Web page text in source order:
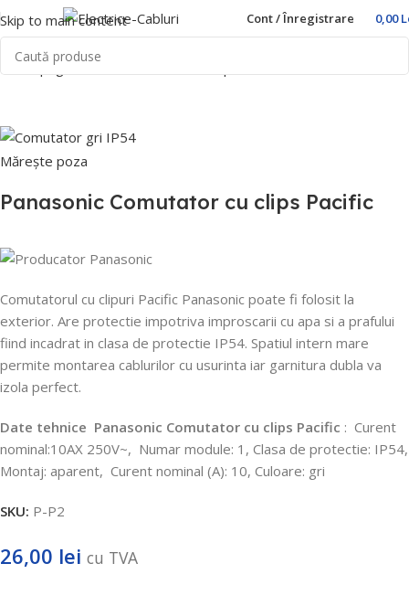
Skip to main content Cont / Înregistrare 0,00
Prima pagină
Mărește poza
Panasonic Comutator cu clips Pacific
Comutatorul cu clipuri Pacific Panasonic poate fi folosit la
exterior. Are protectie impotriva improscarii cu apa si a prafului
fiind incadrat in clasa de protectie IP54. Spatiul intern mare
permite montarea cablurilor cu usurinta iar garnitura dubla va
izola perfect.
Date tehnice Panasonic Comutator cu clips Pacific : Curent
nominal:10AX 250V~, Numar module: 1, Clasa de protectie: IP54,
Montaj: aparent, Curent nominal (A): 10, Culoare: gri
SKU: P-P2
26,00 lei cu TVA